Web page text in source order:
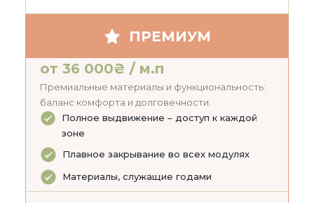
ПРЕМИУМ
от 36 000₴ / м.п
Премиальные материалы и функциональность:
баланс комфорта и долговечности.
Полное выдвижение – доступ к каждой
зоне
Плавное закрывание во всех модулях
Материалы, служащие годами